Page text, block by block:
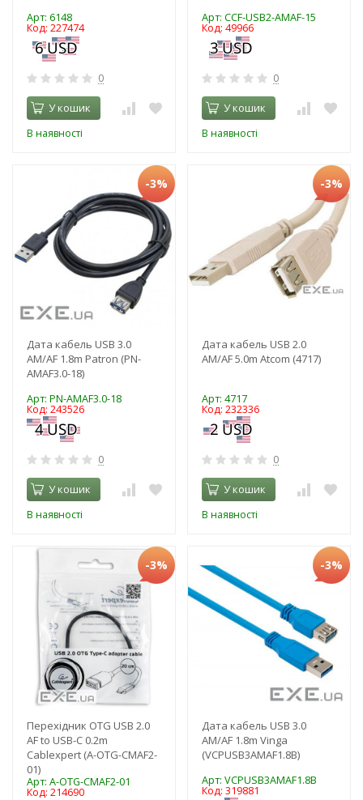
Арт: 6148
Код: 227474
0
У кошик
В наявності
Арт: CCF-USB2-AMAF-15
Код: 49966
0
У кошик
В наявності
-3%
Дата кабель USB 3.0
AM/AF 1.8m Patron (PN-
AMAF3.0-18)
Арт: PN-AMAF3.0-18
Код: 243526
0
У кошик
В наявності
-3%
Дата кабель USB 2.0
AM/AF 5.0m Atcom (4717)
Арт: 4717
Код: 232336
0
У кошик
В наявності
-3%
Перехідник OTG USB 2.0
AF to USB-C 0.2m
Cablexpert (A-OTG-CMAF2-
01)
Арт: A-OTG-CMAF2-01
Код: 214690
-3%
Дата кабель USB 3.0
AM/AF 1.8m Vinga
(VCPUSB3AMAF1.8B)
Арт: VCPUSB3AMAF1.8B
Код: 319881